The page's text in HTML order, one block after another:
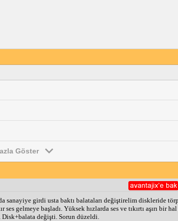
Göster
girdi usta baktı balataları değiştirelim diskleride
ses gelmeye başladı. Yüksek hızlarda ses ve tıkırtı aşırı bir
değişti. Sorun düzeldi.